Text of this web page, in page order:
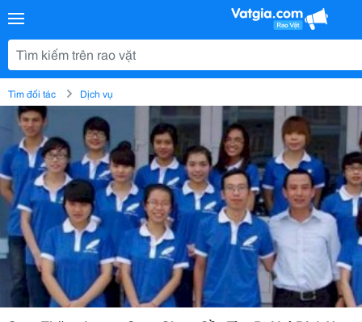
Tìm đối tác Dịch vụ